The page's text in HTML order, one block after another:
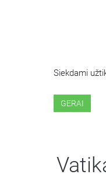
Siekdami
GERAI